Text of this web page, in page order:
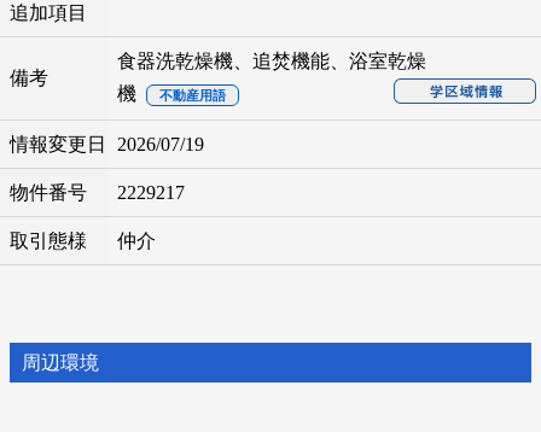
追加項目
備考
食器洗乾燥機、追焚機能、浴室乾燥
機
不動産用語
情報変更日 2026/07/19
物件番号 2229217
取引態様 仲介
周辺環境